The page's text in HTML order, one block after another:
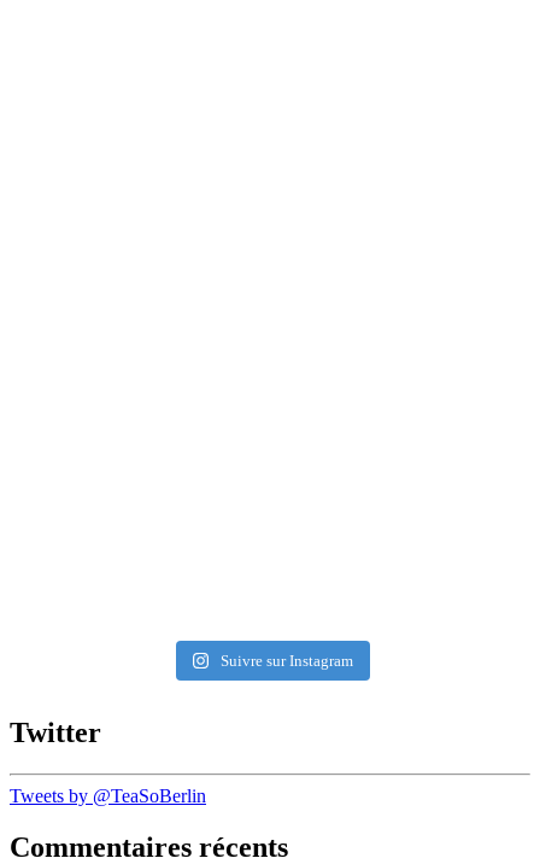
Suivre sur Instagram
Twitter
Tweets by @TeaSoBerlin
Commentaires récents